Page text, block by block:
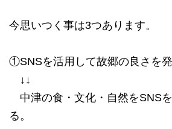
今思いつく事は3つあります。
①SNSを活用して故郷の良さを発
↓↓
中津の食・文化・自然をSNS
る。